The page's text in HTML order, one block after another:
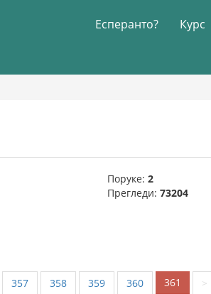
Есперанто? Курс
Поруке: 2
Прегледи: 73204
357 358 359 360 361 >